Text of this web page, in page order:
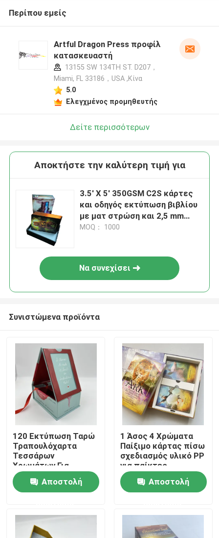
Σπίτι
Βίντεο
Περίπου εμείς
Artful Dragon Press προφίλ
κατασκευαστή
13155 SW 134TH ST. D207，
Miami, FL 33186，USA ,Κίνα
5.0
Ελεγχμένος προμηθευτής
Δείτε περισσότερων
Αποκτήστε την καλύτερη τιμή για
3.5' X 5' 350GSM C2S κάρτες
και οδηγός εκτύπωση βιβλίου
με ματ στρώση και 2,5 mm
γκρέιμπορντ επικαλυμμένο
MOQ： 1000
Να συνεχίσει
Συνιστώμενα προϊόντα
120 Εκτύπωση Ταρώ
Τραπουλόχαρτα
Τεσσάρων
Χρωμάτων Για
Παιχνίδια Πόκερ
Αποστολή
1 Άσος 4 Χρώματα
Παίξιμο κάρτας πίσω
σχεδιασμός υλικό PP
για παίκτες
Αποστολή